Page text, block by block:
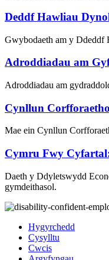
Deddf Hawliau
Gwybodaeth am y Ddeddf
Adroddiadau am
Adroddiadau am
Cynllun
Mae ein Cynllun
Cymru Fwy
Daeth y Ddyletswydd
gymdeithasol.
Hygyrchedd
Cysylltu
Cwcis